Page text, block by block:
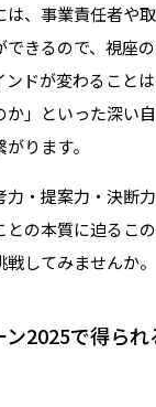
は、事業責任者や
できるので、視座
ンドが変わること
か」といった深い
ります。
力・提案力・決断
との本質に迫るこ
してみませんか。
2025で得られ